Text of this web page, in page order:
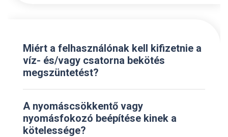
Miért a felhasználónak kell kifizetnie a
víz- és/vagy csatorna bekötés
megszüntetést?
A nyomáscsökkentő vagy
nyomásfokozó beépítése kinek a
kötelessége?